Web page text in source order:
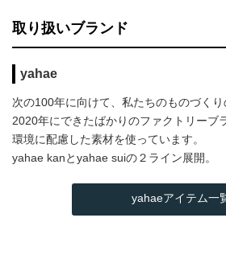
取り扱いブランド
yahae
次の100年に向けて、私たちのものづく
2020年にできたばかりのファクトリーブ
環境に配慮した素材を使っています。
yahae kanとyahae suiの２ライン展開。
yahaeアイテム一